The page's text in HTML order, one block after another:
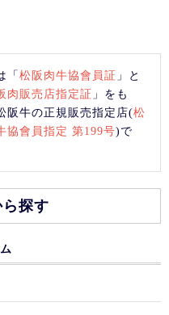
「松阪肉牛協會員証 」と
肉販売店指定証 」をも
阪牛の正規販売指定店(松
協會員指定 第199号)で
探す